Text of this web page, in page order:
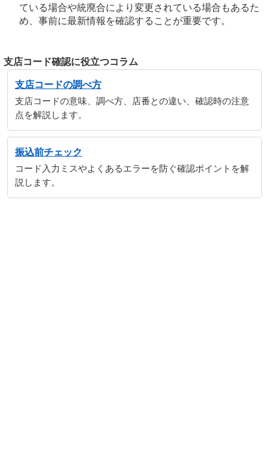
ている場合や統廃合により変更されている場合もあるた
め、事前に最新情報を確認することが重要です。
支店コード確認に役立つコラム
支店コードの調べ方
支店コードの意味、調べ方、店番との違い、確認時の注意
点を解説します。
振込前チェック
コード入力ミスやよくあるエラーを防ぐ確認ポイントを解
説します。